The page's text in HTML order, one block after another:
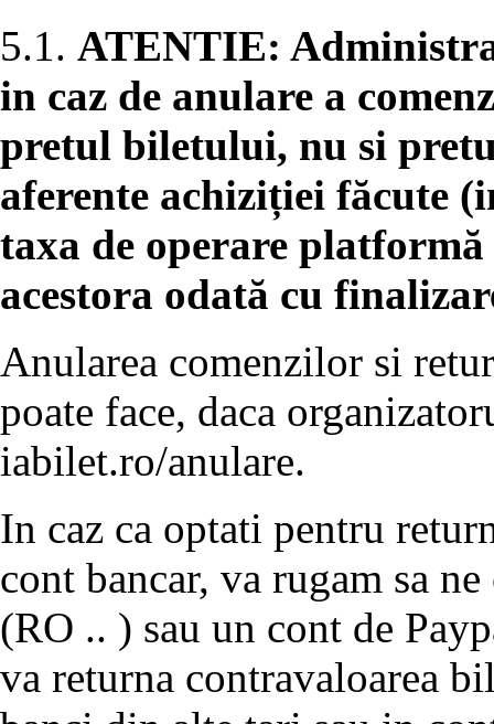
5.1. ATENTIE:
in caz de anulare a
pretul biletului, nu si
aferente achiziției făcute
taxa de operare
acestora odată cu
Anularea comenzilor si
poate face, daca
iabilet.ro/anulare.
In caz ca optati pentru
cont bancar, va rugam sa
(RO .. ) sau un cont de
va returna contravaloarea